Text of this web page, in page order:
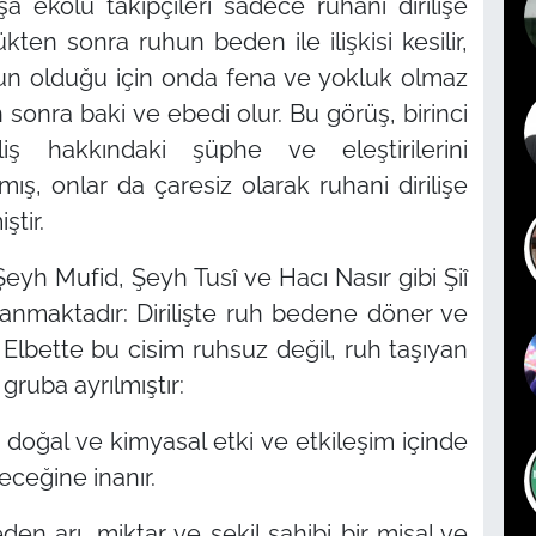
ekolü takipçileri sadece ruhani dirilişe
sonra ruhun beden ile ilişkisi kesilir,
olduğu için onda fena ve yokluk olmaz
baki ve ebedi olur. Bu görüş, birinci
hakkındaki şüphe ve eleştirilerini
onlar da çaresiz olarak ruhani dirilişe
Mufid, Şeyh Tusî ve Hacı Nasır gibi Şiî
Dirilişte ruh bedene döner ve
bu cisim ruhsuz değil, ruh taşıyan
ayrılmıştır:
doğal ve kimyasal etki ve etkileşim içinde
inanır.